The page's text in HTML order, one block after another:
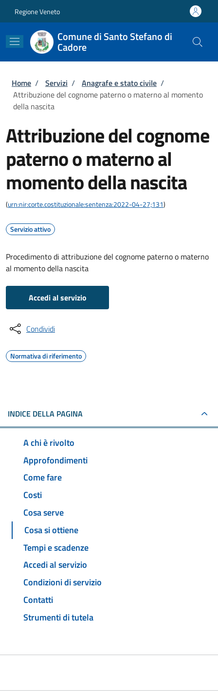
Regione Veneto
Comune di Santo Stefano di
Cadore
Briciole di pane
Home / Servizi / Anagrafe e stato civile /
Attribuzione del cognome paterno o materno al momento
della nascita
Attribuzione del cognome
paterno o materno al
momento della nascita
(urn:nir:corte.costituzionale:sentenza:2022-04-27;131)
Servizio attivo
Procedimento di attribuzione del cognome paterno o materno
al momento della nascita
Accedi al servizio
Condividi
Normativa di riferimento
INDICE DELLA PAGINA
A chi è rivolto
Approfondimenti
Come fare
Costi
Cosa serve
Cosa si ottiene
Tempi e scadenze
Accedi al servizio
Condizioni di servizio
Contatti
Strumenti di tutela